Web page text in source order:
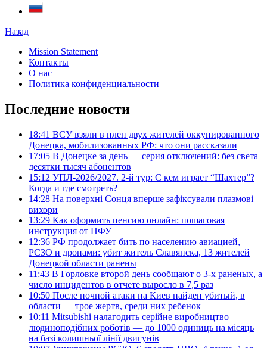
Назад
Mission Statement
Контакты
О нас
Политика конфиденциальности
Последние новости
18:41 ВСУ взяли в плен двух жителей оккупированного
Донецка, мобилизованных РФ: что они рассказали
17:05 В Донецке за день — серия отключений: без света
десятки тысяч абонентов
15:12 УПЛ-2026/2027. 2-й тур: С кем играет “Шахтер”?
Когда и где смотреть?
14:28 На поверхні Сонця вперше зафіксували плазмові
вихори
13:29 Как оформить пенсию онлайн: пошаговая
инструкция от ПФУ
12:36 РФ продолжает бить по населению авиацией,
РСЗО и дронами: убит житель Славянска, 13 жителей
Донецкой области ранены
11:43 В Горловке второй день сообщают о 3-х раненых, а
число инцидентов в отчете выросло в 7,5 раз
10:50 После ночной атаки на Киев найден убитый, в
области — трое жертв, среди них ребенок
10:11 Mitsubishi налагодить серійне виробництво
людиноподібних роботів — до 1000 одиниць на місяць
на базі колишньої лінії двигунів